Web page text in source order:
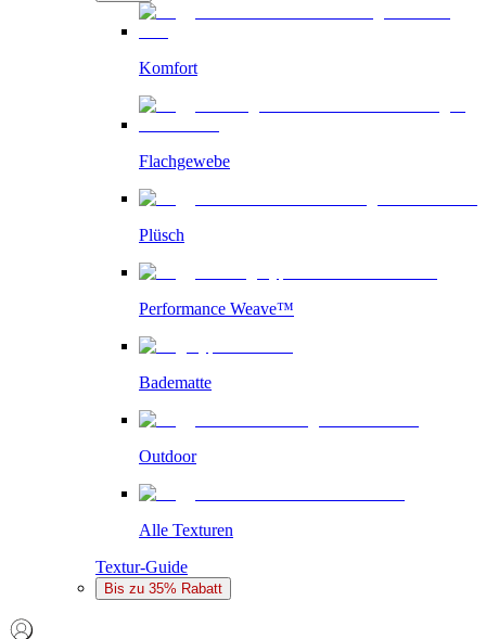
Komfort
Flachgewebe
Plüsch
Performance Weave™
Badematte
Outdoor
Alle Texturen
Textur-Guide
Bis zu 35% Rabatt